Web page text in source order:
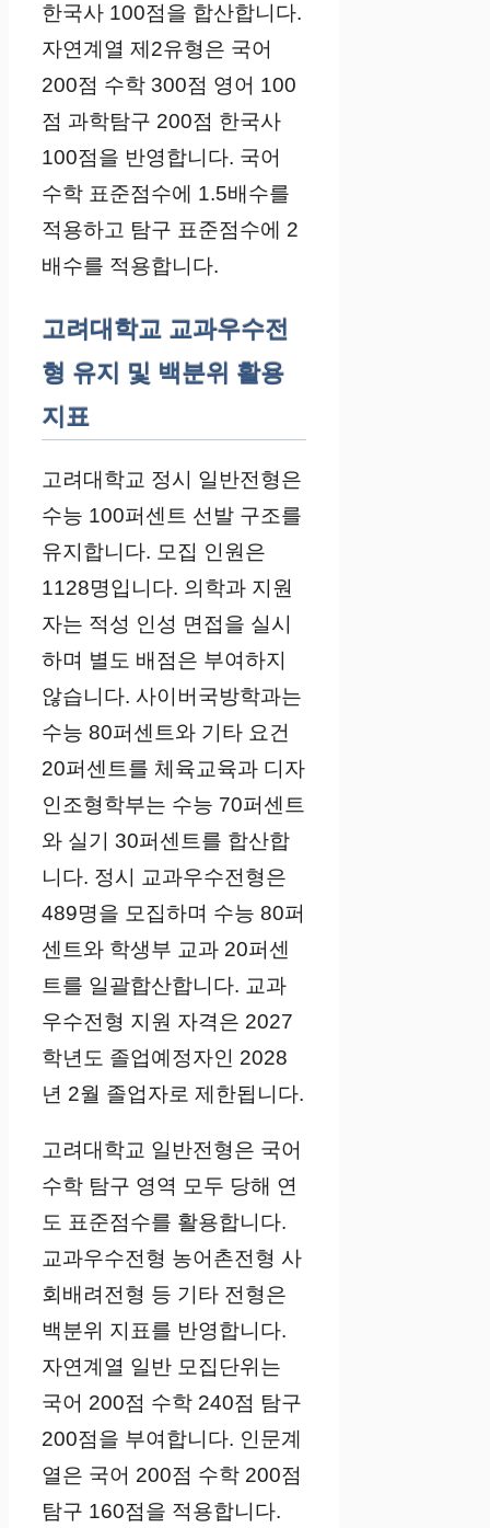
한국사 100점을 합산합니다.
자연계열 제2유형은 국어
200점 수학 300점 영어 100
점 과학탐구 200점 한국사
100점을 반영합니다. 국어
수학 표준점수에 1.5배수를
적용하고 탐구 표준점수에 2
배수를 적용합니다.
고려대학교 교과우수전
형 유지 및 백분위 활용
지표
고려대학교 정시 일반전형은
수능 100퍼센트 선발 구조를
유지합니다. 모집 인원은
1128명입니다. 의학과 지원
자는 적성 인성 면접을 실시
하며 별도 배점은 부여하지
않습니다. 사이버국방학과는
수능 80퍼센트와 기타 요건
20퍼센트를 체육교육과 디자
인조형학부는 수능 70퍼센트
와 실기 30퍼센트를 합산합
니다. 정시 교과우수전형은
489명을 모집하며 수능 80퍼
센트와 학생부 교과 20퍼센
트를 일괄합산합니다. 교과
우수전형 지원 자격은 2027
학년도 졸업예정자인 2028
년 2월 졸업자로 제한됩니다.
고려대학교 일반전형은 국어
수학 탐구 영역 모두 당해 연
도 표준점수를 활용합니다.
교과우수전형 농어촌전형 사
회배려전형 등 기타 전형은
백분위 지표를 반영합니다.
자연계열 일반 모집단위는
국어 200점 수학 240점 탐구
200점을 부여합니다. 인문계
열은 국어 200점 수학 200점
탐구 160점을 적용합니다.